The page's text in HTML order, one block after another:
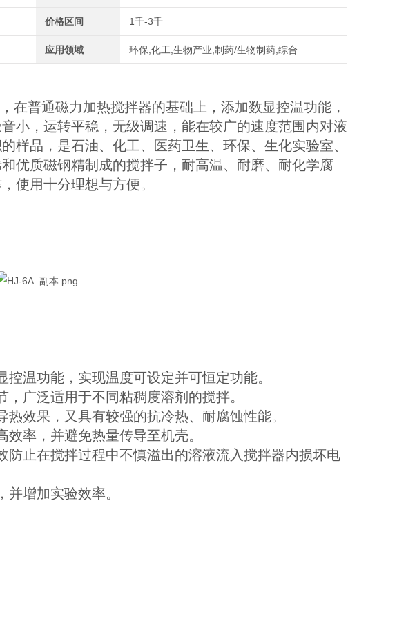
价格区间 1千-3千
应用领域 环保,化工,生物产业,制药/生物制药,综合
在普通磁力加热搅拌器的基础上，添加数显控温功能，
小，运转平稳，无级调速，能在较广的速度范围内对液
样品，是石油、化工、医药卫生、环保、生化实验室、
优质磁钢精制成的搅拌子，耐高温、耐磨、耐化学腐
使用十分理想与方便。
控温功能， 实现温度可设定并可恒定功能。
广泛适用于不同粘稠度溶剂的搅拌。
效果，又具有较强的抗冷热、耐腐蚀性能。
率，并避免热量传导至机壳。
防止在搅拌过程中不慎溢出的溶液流入搅拌器内损坏电
增加实验效率。